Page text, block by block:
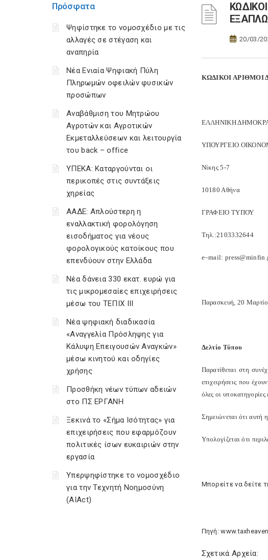
Πρόσφατα
Ψηφίστηκε το νομοσχέδιο με τις
αλλαγές σε στέγαση και
αναπηρία
Νέα Ενιαία Ψηφιακή Πύλη
Πληρωμών οφειλών φυσικών
προσώπων
Αναβάθμιση του Μητρώου
Αγροτών και Αγροτικών
Εκμεταλλεύσεων και λειτουργία
του back – office
ΥΠΕΚΑ: Καταργούνται οι
περικοπές στις συντάξεις
χηρείας
ΑΑΔΕ: Απλούστερη η
εναλλακτική φορολόγηση
εισοδήματος για νέους
φορολογικούς κατοίκους που
επενδύουν στην Ελλάδα
Νέα δάνεια 330 εκατ. ευρώ για
τις μικρομεσαίες επιχειρήσεις
μέσω του ΤΕΠΙΧ ΙΙΙ
Νέα ψηφιακή διαδικασία
«Αναγγελία Πρόσληψης για
Κάλυψη Επειγουσών Αναγκών»
μέσω κινητού και οδηγίες
χρήσης
Προσθήκη νέων τύπων αδειών
στο ΠΣ ΕΡΓΑΝΗ
Ξεκινά το «Σήμα Ισότητας» για
επιχειρήσεις που εφαρμόζουν
πολιτικές ίσων ευκαιριών στην
εργασία
Υπερψηφίστηκε το νομοσχέδιο
για την Τεχνητή Νοημοσύνη
(AIAct)
20/03/
ΚΩΔΙΚΟΙ
ΕΛΛΗΝΙΚΗ
ΥΠΟΥΡΓΕΙΟ
Νίκης 5-7
10180 Αθήνα
ΓΡΑΦΕΙΟ ΤΥΠΟΥ
Τηλ.:2103332644
e–mail: press@minfin .
Παρασκευή, 20
Δελτίο Τύπου
Παρατίθεται στη
επιχειρήσεις που
όλες οι
Σημειώνεται ότι αυτή
Υπολογίζεται ότι
Μπορείτε να δείτε
Πηγή:
Σχετικά Αρχεία: